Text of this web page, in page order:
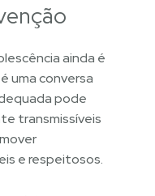
ainda é
uma conversa
pode
transmissíveis
e respeitosos.